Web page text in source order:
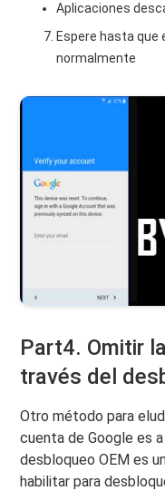
Aplicaciones
Espere hasta que
normalmente
Part4. Omitir
través del
Otro método para
cuenta de Google es
desbloqueo OEM es
habilitar para